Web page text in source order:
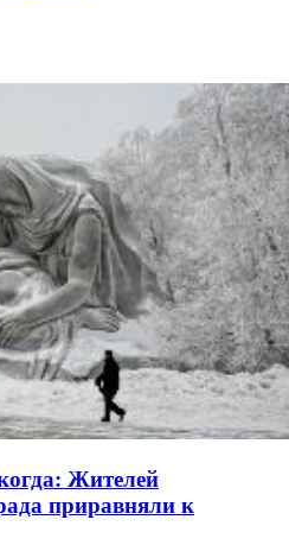
Жителей
приравняли к